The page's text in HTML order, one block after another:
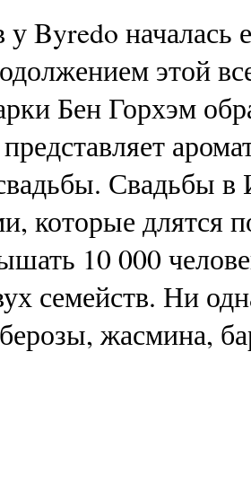
Byredo началась
этой
Бен Горхэм
Свадьбы
которые длятся
10 000
семейств. Ни
жасмина,